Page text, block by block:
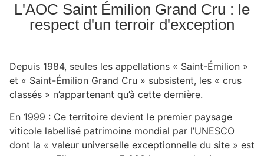
L'AOC Saint Émilion Grand Cru : le
respect d'un terroir d'exception
Depuis 1984, seules les appellations « Saint-Émilion »
et « Saint-Émilion Grand Cru » subsistent, les « crus
classés » n’appartenant qu’à cette dernière.
En 1999 : Ce territoire devient le premier paysage
viticole labellisé patrimoine mondial par l’UNESCO
dont la « valeur universelle exceptionnelle du site » est